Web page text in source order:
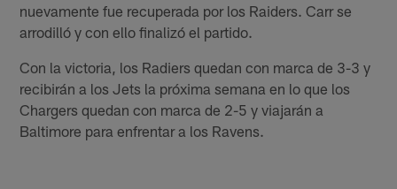
nuevamente fue recuperada por los Raiders. Carr se
arrodilló y con ello finalizó el partido.
Con la victoria, los Radiers quedan con marca de 3-3 y
recibirán a los Jets la próxima semana en lo que los
Chargers quedan con marca de 2-5 y viajarán a
Baltimore para enfrentar a los Ravens.